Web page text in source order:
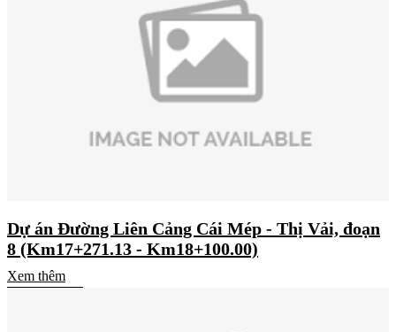
Dự án Đường Liên Cảng Cái Mép - Thị Vải, đoạn
8 (Km17+271.13 - Km18+100.00)
Xem thêm